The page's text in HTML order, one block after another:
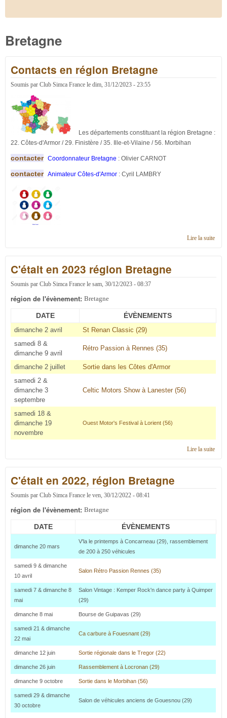
Bretagne
Contacts en région Bretagne
Soumis par Club Simca France le dim, 31/12/2023 - 23:55
Les départements constituant la région Bretagne :
22. Côtes-d'Armor / 29. Finistère / 35. Ille-et-Vilaine / 56. Morbihan
contacter Coordonnateur Bretagne : Olivier CARNOT
contacter Animateur Côtes-d'Armor : Cyril LAMBRY
Lire la suitede
C'était en 2023 région Bretagne
Soumis par Club Simca France le sam, 30/12/2023 - 08:37
région de l'évènement: Bretagne
DATE ÉVÈNEMENTS
dimanche 2 avril
St Renan Classic (29)
samedi 8 &
dimanche 9 avril
Rétro Passion à Rennes (35)
dimanche 2 juillet
Sortie dans les Côtes d'Armor
samedi 2 &
dimanche 3
septembre
Celtic Motors Show à Lanester (56)
samedi 18 &
dimanche 19
novembre
Ouest Motor's Festival à Lorient (56)
Lire la suitede
C'était en 2022, région Bretagne
Soumis par Club Simca France le ven, 30/12/2022 - 08:41
région de l'évènement: Bretagne
DATE ÉVÈNEMENTS
dimanche 20 mars
V'la le printemps à Concarneau (29), rassemblement
de 200 à 250 véhicules
samedi 9 & dimanche
10 avril
Salon Rétro Passion Rennes (35)
samedi 7 & dimanche 8
mai
Salon Vintage : Kemper Rock'n dance party à Quimper
(29)
dimanche 8 mai Bourse de Guipavas (29)
samedi 21 & dimanche
22 mai
Ca carbure à Fouesnant (29)
dimanche 12 juin Sortie régionale dans le Tregor (22)
dimanche 26 juin Rassemblement à Locronan (29)
dimanche 9 octobre Sortie dans le Morbihan (56)
samedi 29 & dimanche
30 octobre
Salon de véhicules anciens de Gouesnou (29)